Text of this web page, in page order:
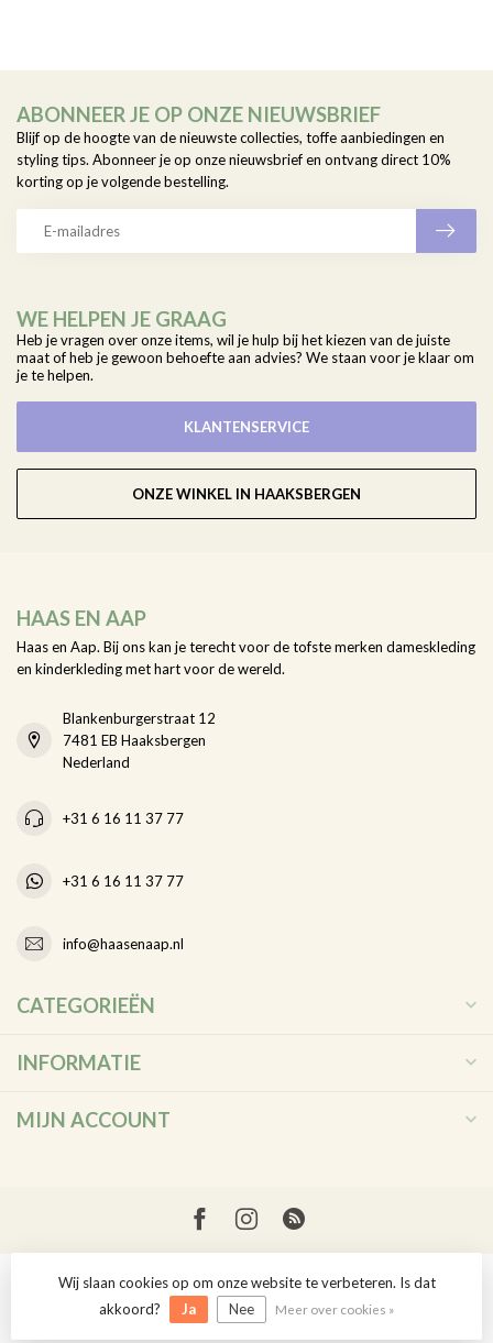
WE HELPEN JE GRAAG
Heb je vragen over onze items, wil je hulp bij het kiezen van de juiste
maat of heb je gewoon behoefte aan advies? We staan voor je klaar om
je te helpen.
KLANTENSERVICE
ONZE WINKEL IN HAAKSBERGEN
ABONNEER JE OP ONZE NIEUWSBRIEF
Blijf op de hoogte van de nieuwste collecties, toffe aanbiedingen en
styling tips. Abonneer je op onze nieuwsbrief en ontvang direct 10%
korting op je volgende bestelling.
HAAS EN AAP
Haas en Aap. Bij ons kan je terecht voor de tofste merken dameskleding
en kinderkleding met hart voor de wereld.
Blankenburgerstraat 12
7481 EB Haaksbergen
Nederland
+31 6 16 11 37 77
+31 6 16 11 37 77
info@haasenaap.nl
CATEGORIEËN
INFORMATIE
MIJN ACCOUNT
© Copyright 2026 Haas en Aap
Wij slaan cookies op om onze website te verbeteren. Is dat
akkoord?
Ja Nee Meer over cookies »